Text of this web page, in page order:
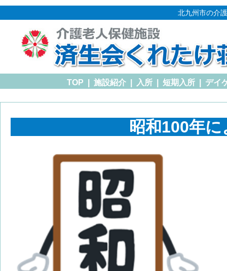
北九州市の介
TOP 施設紹介 入所 短期入所 デイ
昭和100年